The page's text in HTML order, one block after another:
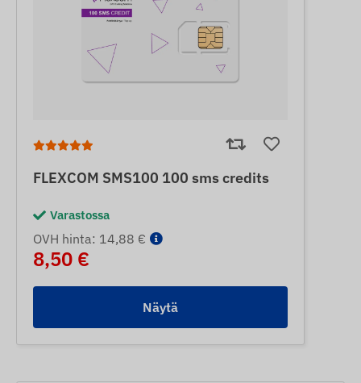
FLEXCOM SMS100 100 sms credits
Varastossa
OVH hinta: 14,88 €
8,50 €
Näytä